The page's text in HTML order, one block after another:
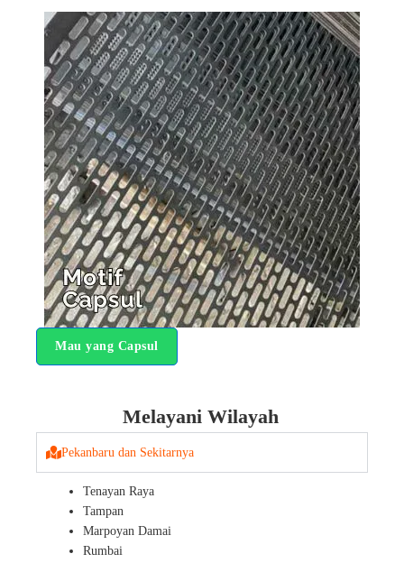
Mau yang Capsul
Melayani Wilayah
Pekanbaru dan Sekitarnya
Tenayan Raya
Tampan
Marpoyan Damai
Rumbai